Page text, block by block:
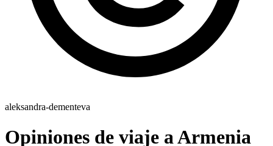
aleksandra-dementeva
Opiniones de viaje a Armenia